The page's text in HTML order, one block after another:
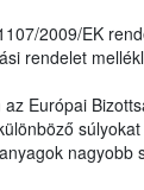
2009/EK
rendelet
Európai
nagyobb